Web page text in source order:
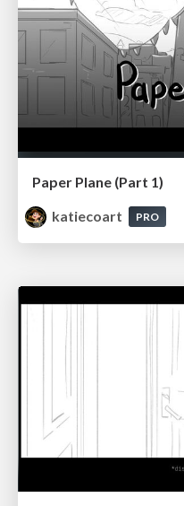
Paper Plane (Part 1)
katiecoart
PRO